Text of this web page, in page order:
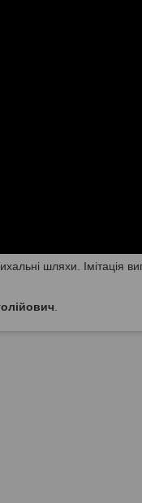
шляхи. Імітація